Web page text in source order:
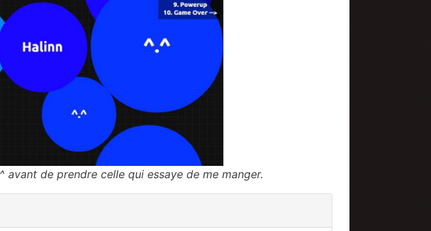
de prendre celle qui essaye de me manger.